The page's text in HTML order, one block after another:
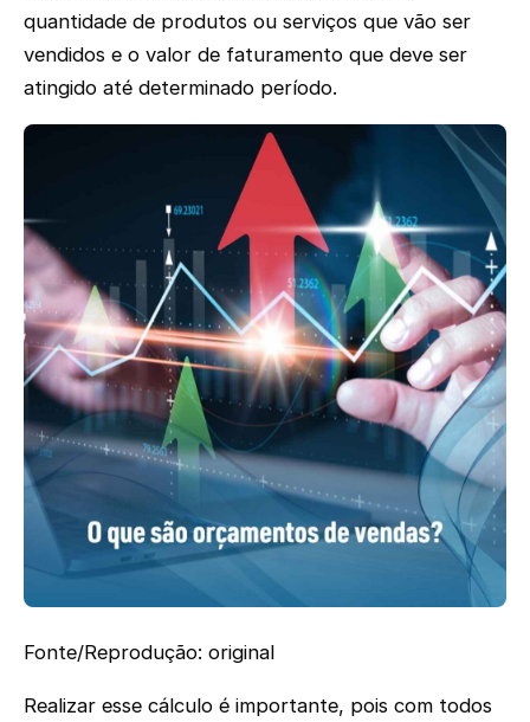
quantidade de produtos ou serviços que vão ser
vendidos e o valor de faturamento que deve ser
atingido até determinado período.
Fonte/Reprodução: original
Realizar esse cálculo é importante, pois com todos